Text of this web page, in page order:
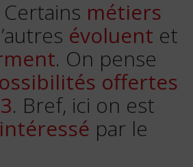
métiers
évoluent et
. On pense
offertes
. Bref, ici on est
intéressé par le